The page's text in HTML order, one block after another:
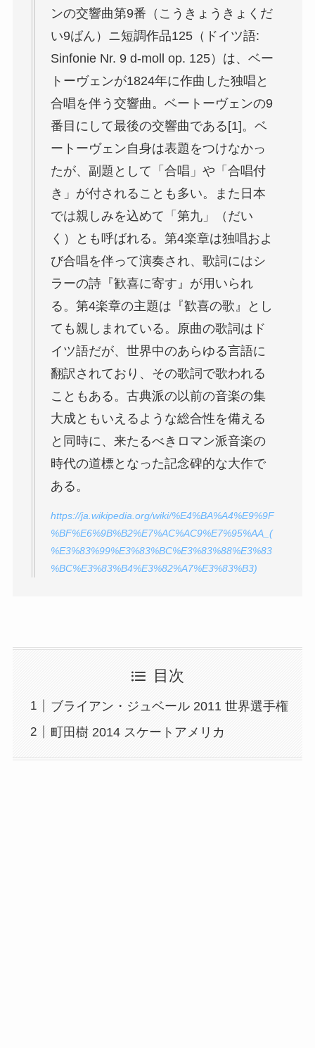
ンの交響曲第9番（こうきょうきょくだ
い9ばん）ニ短調作品125（ドイツ語:
Sinfonie Nr. 9 d-moll op. 125）は、ベー
トーヴェンが1824年に作曲した独唱と
合唱を伴う交響曲。ベートーヴェンの9
番目にして最後の交響曲である[1]。ベ
ートーヴェン自身は表題をつけなかっ
たが、副題として「合唱」や「合唱付
き」が付されることも多い。また日本
では親しみを込めて「第九」（だい
く）とも呼ばれる。第4楽章は独唱およ
び合唱を伴って演奏され、歌詞にはシ
ラーの詩『歓喜に寄す』が用いられ
る。第4楽章の主題は『歓喜の歌』とし
ても親しまれている。原曲の歌詞はド
イツ語だが、世界中のあらゆる言語に
翻訳されており、その歌詞で歌われる
こともある。古典派の以前の音楽の集
大成ともいえるような総合性を備える
と同時に、来たるべきロマン派音楽の
時代の道標となった記念碑的な大作で
ある。
https://ja.wikipedia.org/wiki/%E4%BA%A4%E9%9F
%BF%E6%9B%B2%E7%AC%AC9%E7%95%AA_(
%E3%83%99%E3%83%BC%E3%83%88%E3%83
%BC%E3%83%B4%E3%82%A7%E3%83%B3)
目次
ブライアン・ジュベール 2011 世界選手権
町田樹 2014 スケートアメリカ